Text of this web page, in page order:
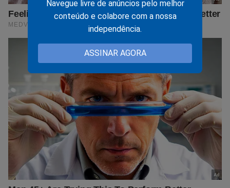
Navegue livre de anúncios pelo melhor
conteúdo e colabore com a nossa
independência.
ASSINAR AGORA